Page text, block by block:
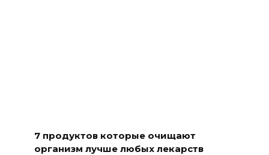
7 продуктов которые очищают
организм лучше любых лекарств